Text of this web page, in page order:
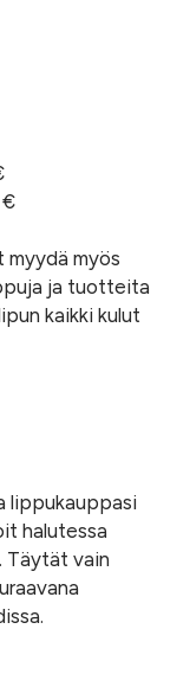
€
myydä myös
ja tuotteita
kaikki kulut
lippukauppasi
halutessa
Täytät vain